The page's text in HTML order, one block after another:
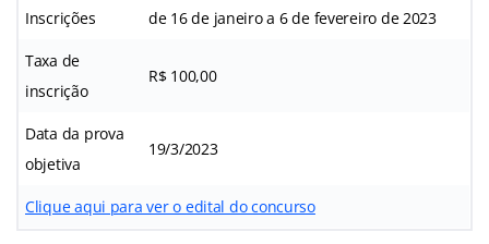
Inscrições de 16 de janeiro a 6 de fevereiro de 2023
Taxa de
inscrição
R$ 100,00
Data da prova
objetiva
19/3/2023
Clique aqui para ver o edital do concurso